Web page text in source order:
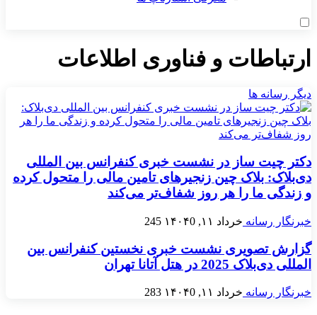
ارتباطات و فناوری اطلاعات
دیگر رسانه ها
دکتر چیت ساز در نشست خبری کنفرانس بین المللی
دی‌بلاک: بلاک چین زنجیرهای تامین مالی را متحول کرده
و زندگی ما را هر روز شفاف‌تر می‌کند
خبرنگار رسانه خرداد ۱۱, ۱۴۰۴ 0
245
گزارش تصویری نشست خبری نخستین کنفرانس بین
المللی دی‌بلاک 2025 در هتل آتانا تهران
خبرنگار رسانه خرداد ۱۱, ۱۴۰۴ 0
283